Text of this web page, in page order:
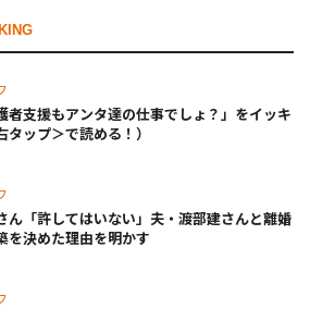
者支援もアンタ達の仕事でしょ？」をイッキ
タップ＞で読める！）
ん「許してはいない」夫・渡部建さんと離婚
を決めた理由を明かす